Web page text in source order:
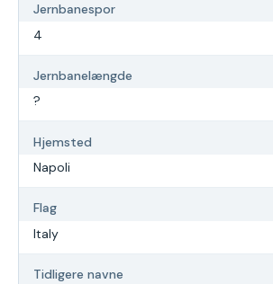
Jernbanespor
4
Jernbanelængde
?
Hjemsted
Napoli
Flag
Italy
Tidligere navne